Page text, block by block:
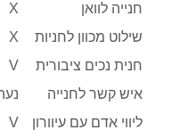
חנייה לוואן
X
שילוט מכוון לחניות
X
חנית נכים ציבורית
V
איש קשר לחנייה
נעה
ליווי אדם עם עיוורון
V